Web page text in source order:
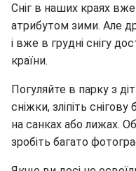
Сніг в наших краях
атрибутом зими. Але
і вже в грудні снігу
країни.
Погуляйте в парку з
сніжки, зліпіть
на санках або лижах.
зробіть багато